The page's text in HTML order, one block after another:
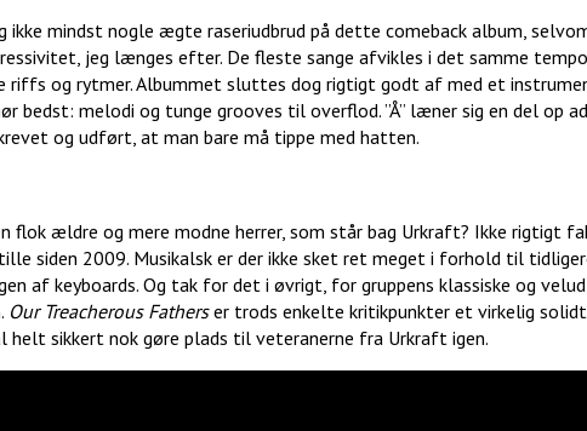
ikke mindst nogle ægte raseriudbrud på dette comeback album,
jeg længes efter. De fleste sange afvikles i det samme
riffs og rytmer. Albummet sluttes dog rigtigt godt af med et
bedst: melodi og tunge grooves til overflod. ”Å” læner sig en del op
og udført, at man bare må tippe med hatten.
flok ældre og mere modne herrer, som står bag Urkraft? Ikke rigtigt
siden 2009. Musikalsk er der ikke sket ret meget i forhold til
af keyboards. Og tak for det i øvrigt, for gruppens klassiske og
Our Treacherous Fatherser trods enkelte kritikpunkter et virkelig solidt
helt sikkert nok gøre plads til veteranerne fra Urkraft igen.